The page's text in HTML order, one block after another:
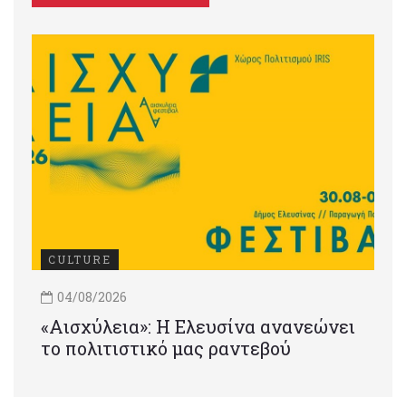
CULTURE
04/08/2026
«Αισχύλεια»: Η Ελευσίνα ανανεώνει
το πολιτιστικό μας ραντεβού